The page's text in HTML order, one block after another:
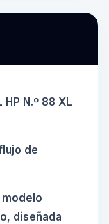
N.º 88 XL
de
diseñada